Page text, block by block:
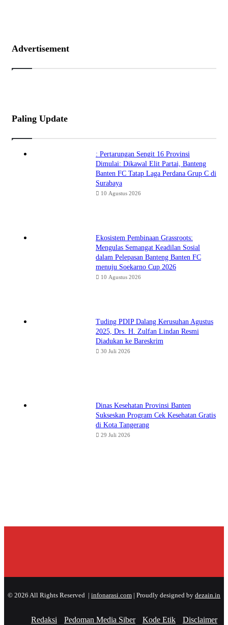
Advertisement
Paling Update
: Pertarungan Sengit 16 Provinsi
Dimulai: Dikawal Elit Partai, Banteng
Banten FC Tatap Laga Perdana Grup C di
Surabaya
10 Agustus 2026
Ekosistem Pembinaan Grassroots:
Mengulas Semangat Keadilan Sosial
dalam Pelepasan Banteng Banten FC
menuju Soekarno Cup 2026
10 Agustus 2026
Tuding PDIP Dalang Kerusuhan Agustus
2025, Drs. H. Zulfan Lindan Resmi
Diadukan ke Bareskrim
30 Juli 2026
Dinas Kesehatan Provinsi Banten
Sukseskan Program Cek Kesehatan Gratis
di Kota Tangerang
29 Juli 2026
© 2026 All Rights Reserved | infonarasi.com | Proudly designed by dezain.in
Redaksi Pedoman Media Siber Kode Etik Disclaimer